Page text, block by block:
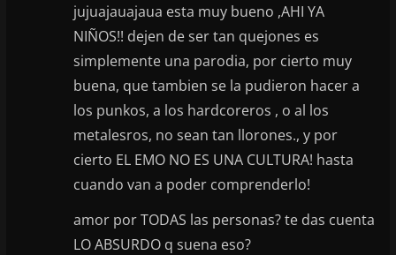
jujuajauajaua esta muy bueno ,AHI YA
NIÑOS!! dejen de ser tan quejones es
simplemente una parodia, por cierto muy
buena, que tambien se la pudieron hacer a
los punkos, a los hardcoreros , o al los
metalesros, no sean tan llorones., y por
cierto EL EMO NO ES UNA CULTURA! hasta
cuando van a poder comprenderlo!
amor por TODAS las personas? te das cuenta
LO ABSURDO q suena eso?